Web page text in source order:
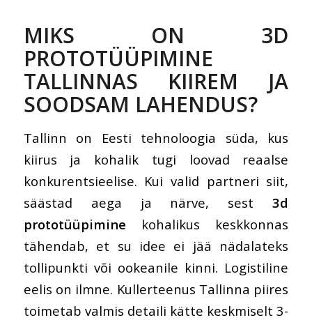
MIKS ON 3D
PROTOTÜÜPIMINE
TALLINNAS KIIREM JA
SOODSAM LAHENDUS?
Tallinn on Eesti tehnoloogia süda, kus
kiirus ja kohalik tugi loovad reaalse
konkurentsieelise. Kui valid partneri siit,
säästad aega ja närve, sest3d
prototüüpimine kohalikus keskkonnas
tähendab, et su idee ei jää nädalateks
tollipunkti või ookeanile kinni. Logistiline
eelis on ilmne. Kullerteenus Tallinna piires
toimetab valmis detaili kätte keskmiselt 3-